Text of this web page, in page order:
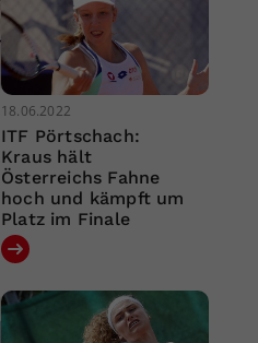
18.06.2022
ITF Pörtschach:
Kraus hält
Österreichs Fahne
hoch und kämpft um
Platz im Finale